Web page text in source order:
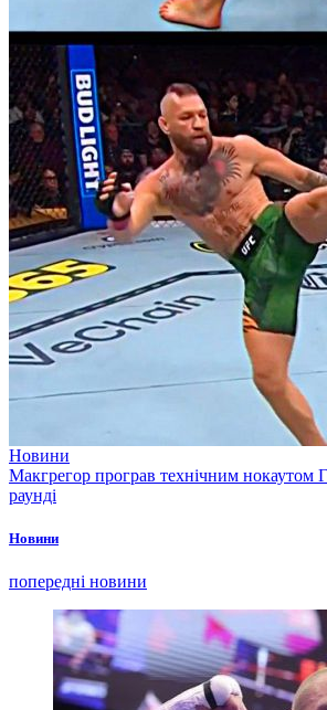
Новини
Макгрегор програв технічним нокаутом
раунді
Новини
попередні новини